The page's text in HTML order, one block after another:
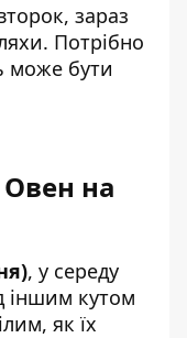
зараз
Потрібно
може бути
Овен на
, у середу
іншим кутом
як їх